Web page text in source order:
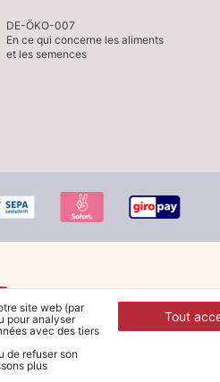
DE-ÖKO-007
En ce qui concerne les aliments
et les semences
réservés.
site web (par
pour analyser
avec des tiers
de refuser son
plus
Tout